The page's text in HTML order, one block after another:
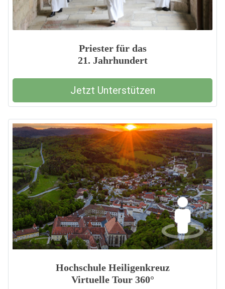
Priester für das
21. Jahrhundert
Jetzt Unterstützen
Hochschule Heiligenkreuz
Virtuelle Tour 360°